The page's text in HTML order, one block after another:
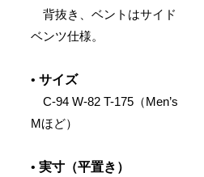
背抜き、ベントはサイド
ベンツ仕様。
• サイズ
C-94 W-82 T-175（Men’s
Mほど）
• 実寸（平置き）